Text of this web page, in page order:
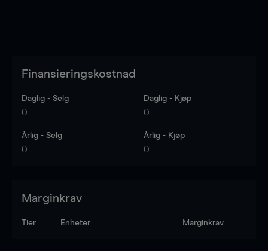
Finansieringskostnad
Daglig - Selg
0
Daglig - Kjøp
0
Årlig - Selg
0
Årlig - Kjøp
0
Marginkrav
Tier Enheter Marginkrav